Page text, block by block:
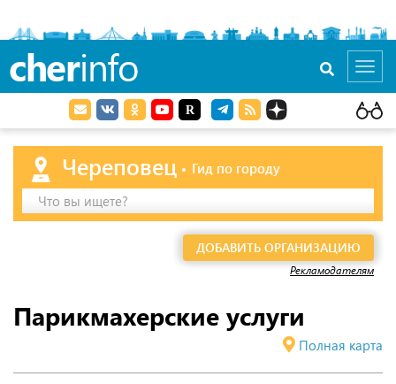
cherinfo
Череповец
Гид по городу
Что вы ищете?
ДОБАВИТЬ ОРГАНИЗАЦИЮ
Рекламодателям
Парикмахерские услуги
Полная карта